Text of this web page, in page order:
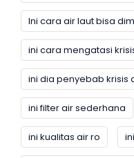
Ini cara air laut bisa
ini cara mengatasi
ini dia penyebab krisis
ini filter air sederhana
ini kualitas air ro